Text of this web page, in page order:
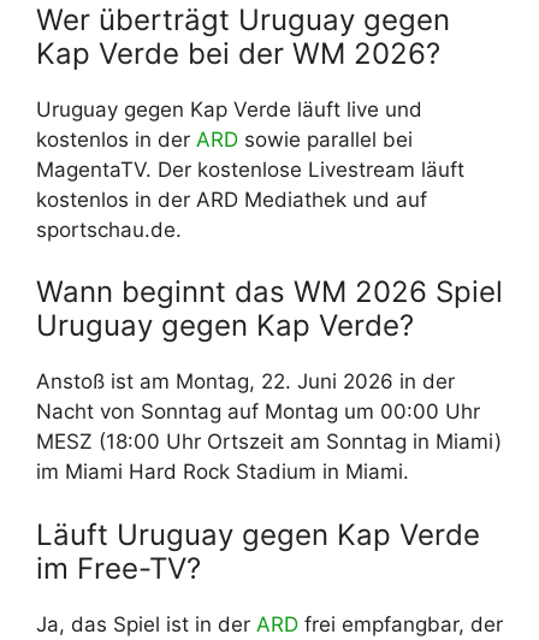
Wer überträgt Uruguay gegen
Kap Verde bei der WM 2026?
Uruguay gegen Kap Verde läuft live und
kostenlos in der ARD sowie parallel bei
MagentaTV. Der kostenlose Livestream läuft
kostenlos in der ARD Mediathek und auf
sportschau.de.
Wann beginnt das WM 2026 Spiel
Uruguay gegen Kap Verde?
Anstoß ist am Montag, 22. Juni 2026 in der
Nacht von Sonntag auf Montag um 00:00 Uhr
MESZ (18:00 Uhr Ortszeit am Sonntag in Miami)
im Miami Hard Rock Stadium in Miami.
Läuft Uruguay gegen Kap Verde
im Free-TV?
Ja, das Spiel ist in der ARD frei empfangbar, der